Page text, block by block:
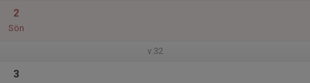
2
Sön
v.32
3